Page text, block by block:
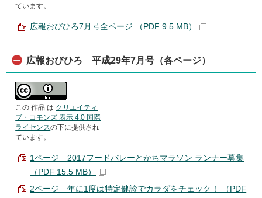
ています。
広報おびひろ7月号全ページ （PDF 9.5 MB）
広報おびひろ 平成29年7月号（各ページ）
この 作品 は クリエイティ
ブ・コモンズ 表示 4.0 国際
ライセンスの下に提供され
ています。
1ページ 2017フードバレーとかちマラソン ランナー募集
（PDF 15.5 MB）
2ページ 年に1度は特定健診でカラダをチェック！ （PDF